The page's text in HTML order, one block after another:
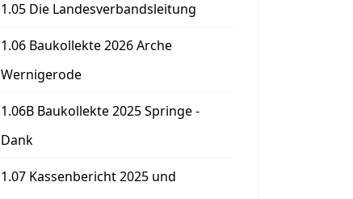
1.05 Die Landesverbandsleitung
1.06 Baukollekte 2026 Arche
Wernigerode
1.06B Baukollekte 2025 Springe -
Dank
1.07 Kassenbericht 2025 und